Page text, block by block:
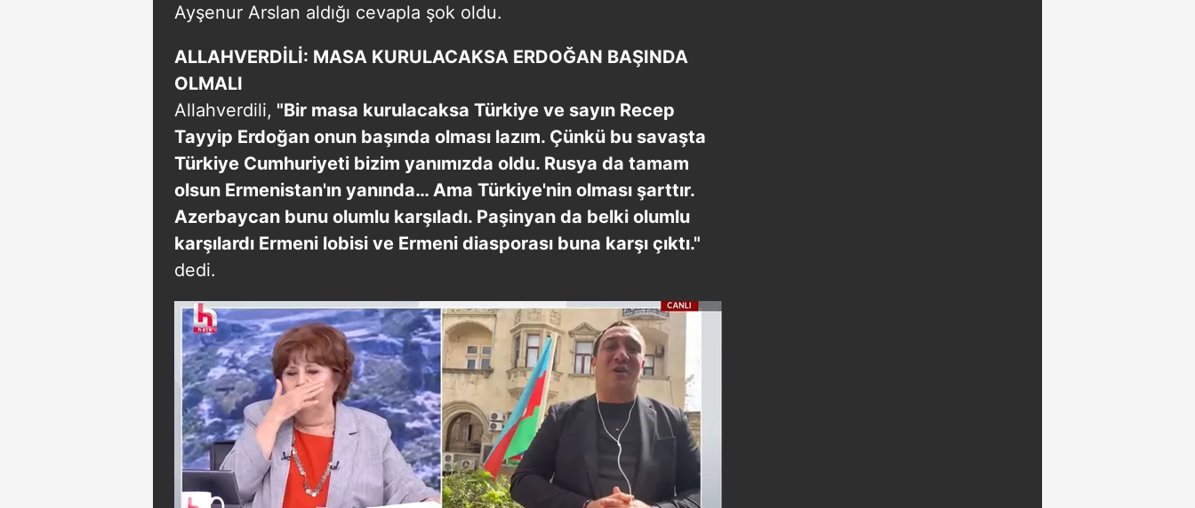
Ayşenur Arslan aldığı cevapla şok oldu.
ALLAHVERDİLİ: MASA KURULACAKSA ERDOĞAN BAŞINDA
OLMALI
Allahverdili, "Bir masa kurulacaksa Türkiye ve sayın Recep
Tayyip Erdoğan onun başında olması lazım. Çünkü bu savaşta
Türkiye Cumhuriyeti bizim yanımızda oldu. Rusya da tamam
olsun Ermenistan'ın yanında… Ama Türkiye'nin olması şarttır.
Azerbaycan bunu olumlu karşıladı. Paşinyan da belki olumlu
karşılardı Ermeni lobisi ve Ermeni diasporası buna karşı çıktı."
dedi.